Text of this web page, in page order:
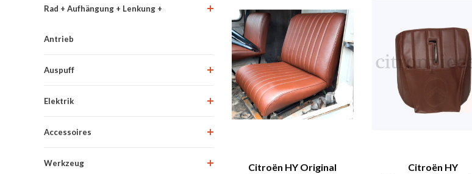
Rad + Aufhängung + Lenkung +
Antrieb
Auspuff
Elektrik
Accessoires
Werkzeug
Citroën HY Original
Citroën HY